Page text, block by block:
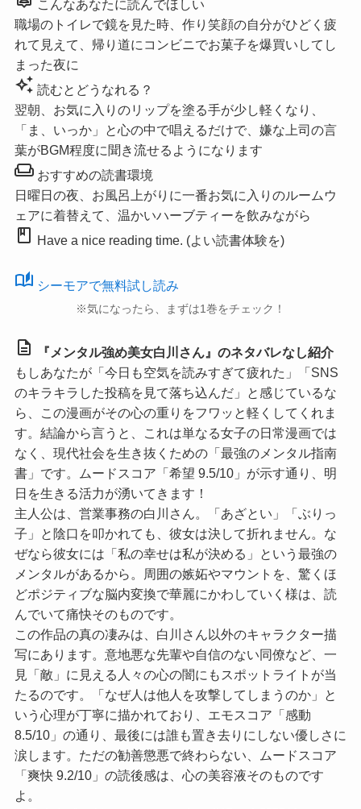
こんなあなたに読んでほしい
職場のトイレで鏡を見た時、作り笑顔の自分がひどく疲
れて見えて、帰り道にコンビニでお菓子を爆買いしてし
まった夜に
auto_awesome 読むとどうなれる？
翌朝、お気に入りのリップを塗る手が少し軽くなり、
「ま、いっか」と心の中で唱えるだけで、嫌な上司の言
葉がBGM程度に聞き流せるようになります
weekendおすすめの読書環境
日曜日の夜、お風呂上がりに一番お気に入りのルームウ
ェアに着替えて、温かいハーブティーを飲みながら
book Have a nice reading time. (よい読書体験を)
auto_stories シーモアで無料試し読み
※気になったら、まずは1巻をチェック！
description
『メンタル強め美女白川さん』のネタバレなし紹介
もしあなたが「今日も空気を読みすぎて疲れた」「SNS
のキラキラした投稿を見て落ち込んだ」と感じているな
ら、この漫画がその心の重りをフワッと軽くしてくれま
す。結論から言うと、これは単なる女子の日常漫画では
なく、現代社会を生き抜くための「最強のメンタル指南
書」です。ムードスコア 「希望 9.5/10」 が示す通り、明
日を生きる活力が湧いてきます！
主人公は、営業事務の白川さん。「あざとい」「ぶりっ
子」と陰口を叩かれても、彼女は決して折れません。な
ぜなら彼女には「私の幸せは私が決める」という最強の
メンタルがあるから。周囲の嫉妬やマウントを、驚くほ
どポジティブな脳内変換で華麗にかわしていく様は、読
んでいて痛快そのものです。
この作品の真の凄みは、白川さん以外のキャラクター描
写にあります。意地悪な先輩や自信のない同僚など、一
見「敵」に見える人々の心の闇にもスポットライトが当
たるのです。「なぜ人は他人を攻撃してしまうのか」と
いう心理が丁寧に描かれており、
エモスコア「感動
8.5/10」 の通り、最後には誰も置き去りにしない優しさに
涙します。ただの勧善懲悪で終わらない、ムードスコア
「爽快 9.2/10」 の読後感は、心の美容液そのものです
よ。